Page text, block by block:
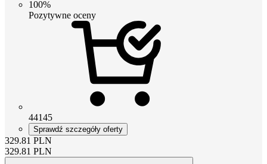
100%
Pozytywne oceny
44145
Sprawdź szczegóły oferty
329.81 PLN
329.81 PLN